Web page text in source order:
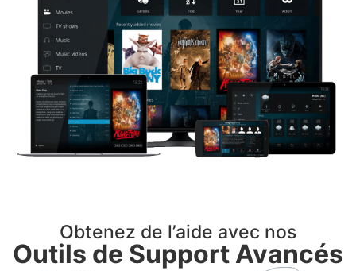
Obtenez de l’aide avec nos
Outils de Support Avancés